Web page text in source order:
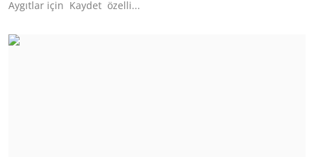
Aygıtlar için Kaydet özelli...